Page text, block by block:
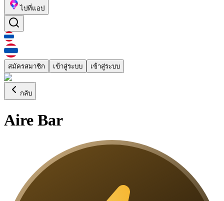
ไปที่แอป
สมัครสมาชิก เข้าสู่ระบบ เข้าสู่ระบบ
กลับ
Aire Bar